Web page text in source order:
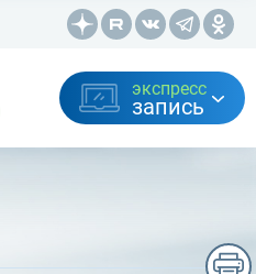
экспресс
запись